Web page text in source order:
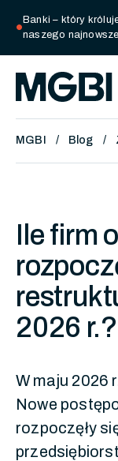
circle
Banki – który
naszego
MGBI Blog
Ile firm
2026 r.?
W maju 2026
Nowe
rozpoczęły